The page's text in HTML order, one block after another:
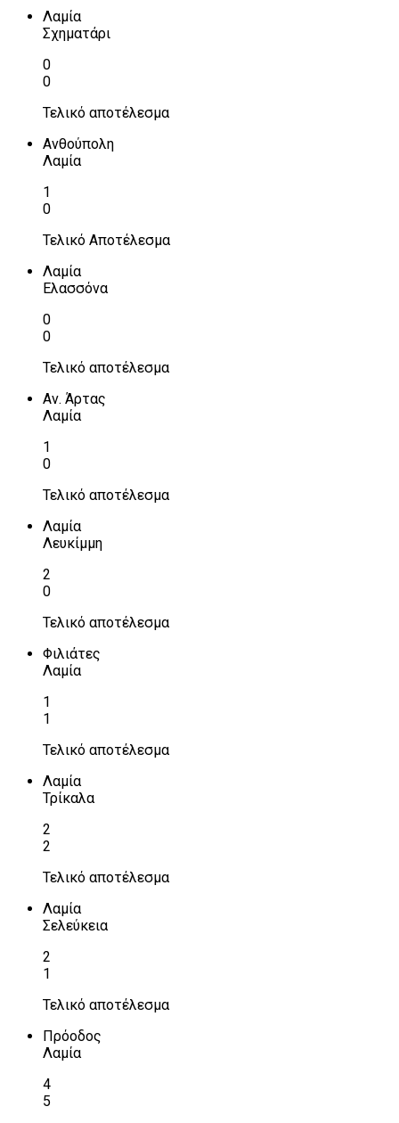
Λαμία
Σχηματάρι
0
0
Τελικό αποτέλεσμα
Ανθούπολη
Λαμία
1
0
Τελικό Αποτέλεσμα
Λαμία
Ελασσόνα
0
0
Τελικό αποτέλεσμα
Αν. Άρτας
Λαμία
1
0
Τελικό αποτέλεσμα
Λαμία
Λευκίμμη
2
0
Τελικό αποτέλεσμα
Φιλιάτες
Λαμία
1
1
Τελικό αποτέλεσμα
Λαμία
Τρίκαλα
2
2
Τελικό αποτέλεσμα
Λαμία
Σελεύκεια
2
1
Τελικό αποτέλεσμα
Πρόοδος
Λαμία
4
5